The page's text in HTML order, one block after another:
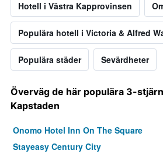
Hotell i Västra Kapprovinsen
Populära hotell i Victoria & Alfred
Populära städer Sevärdheter
Överväg de här populära 3-
Kapstaden
Onomo Hotel Inn On The Square
Stayeasy Century City